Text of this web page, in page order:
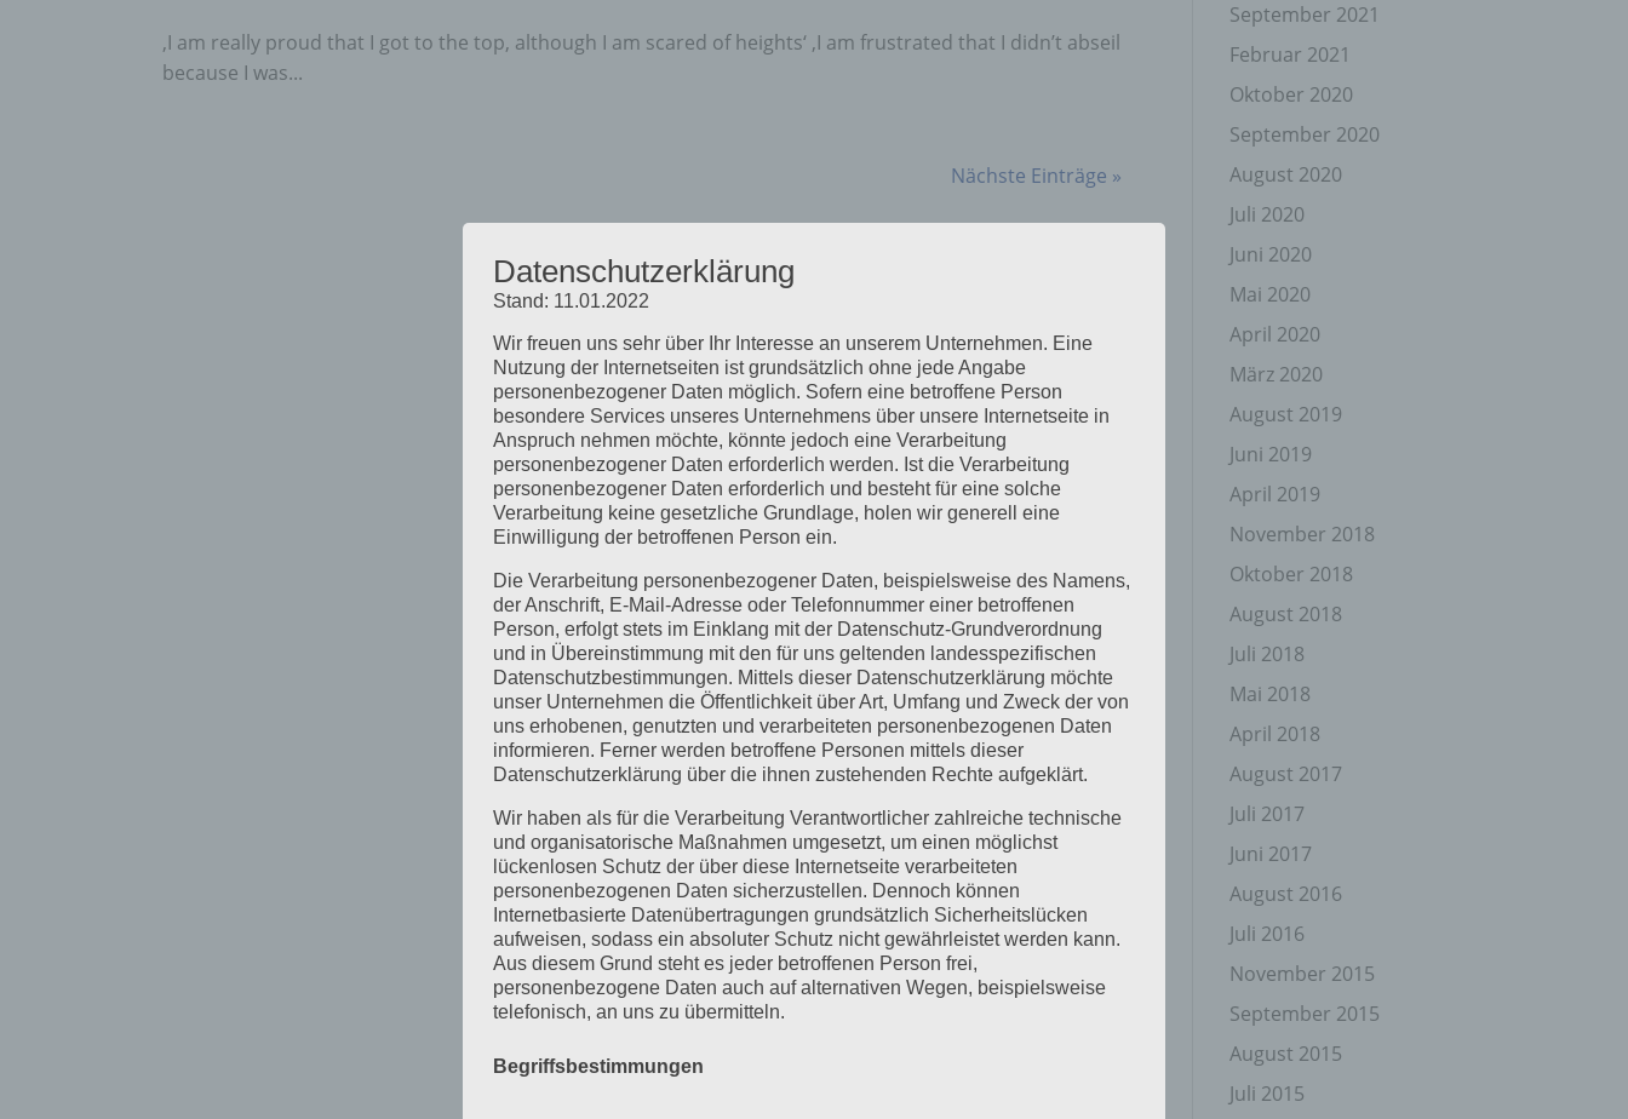
‚I am really proud that I got to the top, although I am scared of heights‘ ‚I am frustrated that I didn’t abseil
because I was...
Nächste Einträge »
September 2021
Februar 2021
Oktober 2020
September 2020
August 2020
Juli 2020
Juni 2020
Mai 2020
April 2020
März 2020
August 2019
Juni 2019
April 2019
November 2018
Oktober 2018
August 2018
Juli 2018
Mai 2018
April 2018
August 2017
Juli 2017
Juni 2017
August 2016
Juli 2016
November 2015
September 2015
August 2015
Juli 2015
Datenschutzerklärung
Stand: 11.01.2022
Wir freuen uns sehr über Ihr Interesse an unserem Unternehmen. Eine
Nutzung der Internetseiten ist grundsätzlich ohne jede Angabe
personenbezogener Daten möglich. Sofern eine betroffene Person
besondere Services unseres Unternehmens über unsere Internetseite in
Anspruch nehmen möchte, könnte jedoch eine Verarbeitung
personenbezogener Daten erforderlich werden. Ist die Verarbeitung
personenbezogener Daten erforderlich und besteht für eine solche
Verarbeitung keine gesetzliche Grundlage, holen wir generell eine
Einwilligung der betroffenen Person ein.
Die Verarbeitung personenbezogener Daten, beispielsweise des Namens,
der Anschrift, E-Mail-Adresse oder Telefonnummer einer betroffenen
Person, erfolgt stets im Einklang mit der Datenschutz-Grundverordnung
und in Übereinstimmung mit den für uns geltenden landesspezifischen
Datenschutzbestimmungen. Mittels dieser Datenschutzerklärung möchte
unser Unternehmen die Öffentlichkeit über Art, Umfang und Zweck der von
uns erhobenen, genutzten und verarbeiteten personenbezogenen Daten
informieren. Ferner werden betroffene Personen mittels dieser
Datenschutzerklärung über die ihnen zustehenden Rechte aufgeklärt.
Wir haben als für die Verarbeitung Verantwortlicher zahlreiche technische
und organisatorische Maßnahmen umgesetzt, um einen möglichst
lückenlosen Schutz der über diese Internetseite verarbeiteten
personenbezogenen Daten sicherzustellen. Dennoch können
Internetbasierte Datenübertragungen grundsätzlich Sicherheitslücken
aufweisen, sodass ein absoluter Schutz nicht gewährleistet werden kann.
Aus diesem Grund steht es jeder betroffenen Person frei,
personenbezogene Daten auch auf alternativen Wegen, beispielsweise
telefonisch, an uns zu übermitteln.
Begriffsbestimmungen